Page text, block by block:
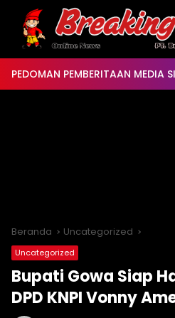
Langsung
konten
PEDOMAN PEMBERITAAN MEDIA
Beranda Uncategorized
Uncategorized
Bupati Gowa Siap
DPD KNPI Vonny